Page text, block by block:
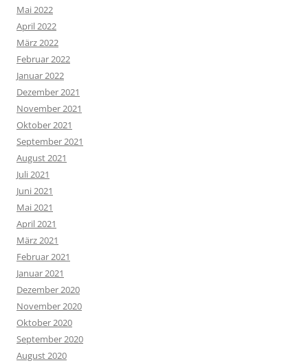
Mai 2022
April 2022
März 2022
Februar 2022
Januar 2022
Dezember 2021
November 2021
Oktober 2021
September 2021
August 2021
Juli 2021
Juni 2021
Mai 2021
April 2021
März 2021
Februar 2021
Januar 2021
Dezember 2020
November 2020
Oktober 2020
September 2020
August 2020